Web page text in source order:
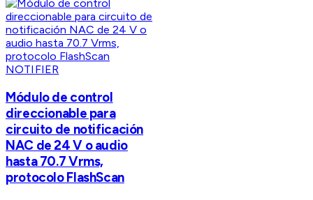
NOTIFIER
Módulo de control
direccionable para
circuito de notificación
NAC de 24 V o audio
hasta 70.7 Vrms,
protocolo FlashScan